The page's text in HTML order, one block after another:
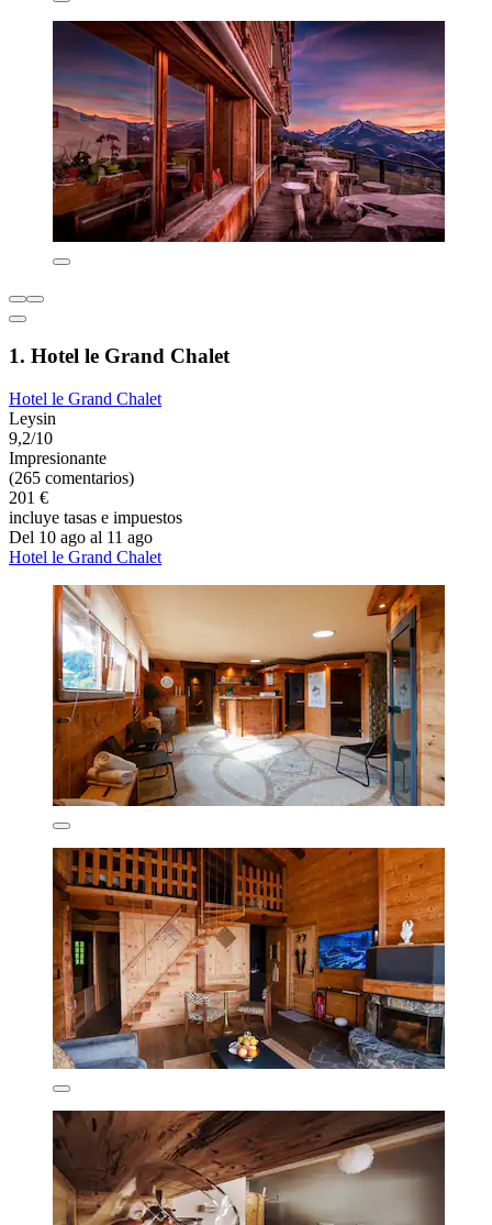
1. Hotel le Grand Chalet
Hotel le Grand Chalet
Leysin
9,2/10
Impresionante
(265 comentarios)
201 €
incluye tasas e impuestos
Del 10 ago al 11 ago
Hotel le Grand Chalet